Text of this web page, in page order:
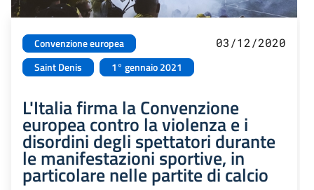
Convenzione europea
Saint Denis
1° gennaio 2021
03/12/2020
L'Italia firma la Convenzione
europea contro la violenza e i
disordini degli spettatori durante
le manifestazioni sportive, in
particolare nelle partite di calcio